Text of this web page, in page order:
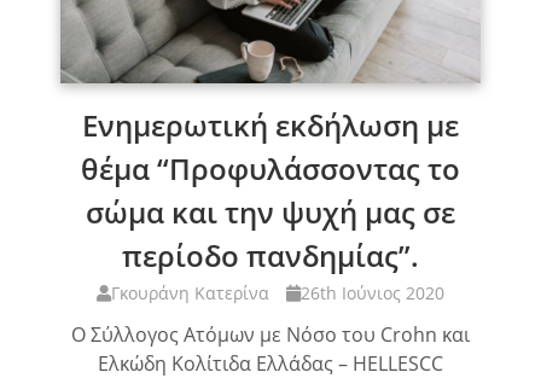
Ενημερωτική εκδήλωση με
θέμα “Προφυλάσσοντας το
σώμα και την ψυχή μας σε
περίοδο πανδημίας”.
Γκουράνη Κατερίνα 26th Ιούνιος 2020
Ο Σύλλογος Ατόμων με Νόσο του Crohn και
Ελκώδη Κολίτιδα Ελλάδας – HELLESCC